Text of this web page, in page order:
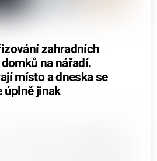
zahradních
na nářadí.
místo a dneska se
úplně jinak